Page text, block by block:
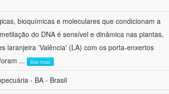
bioquímicas e moleculares que condicionam a
do DNA é sensível e dinâmica nas plantas,
laranjeira 'Valência' (LA) com os porta-enxertos
... leia mais
- BA - Brasil